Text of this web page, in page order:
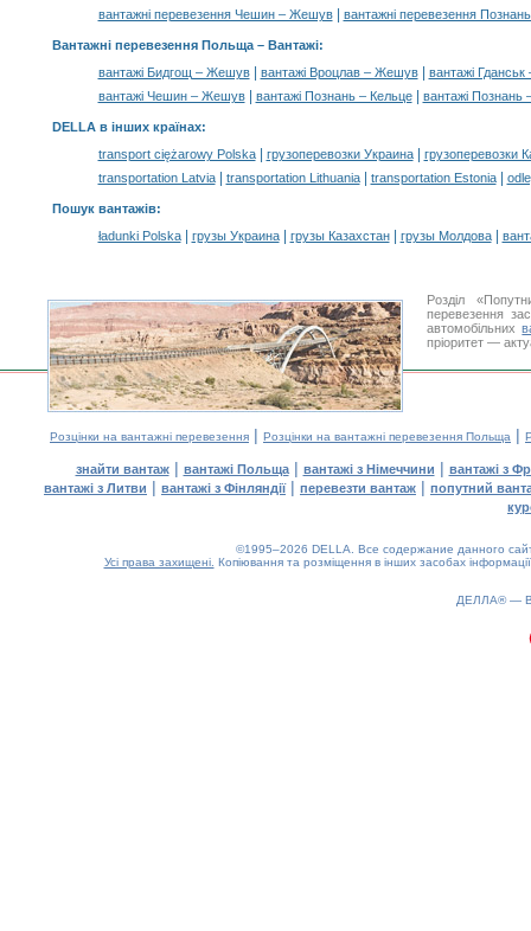
вантажні перевезення Чешин – Жешув| вантажні перевезення
Вантажні перевезення Польща – Вантажі:
вантажі Бидгощ – Жешув| вантажі Вроцлав – Жешув|
вантажі
вантажі Чешин – Жешув| вантажі Познань – Кельце| вантажі Познань
DELLA в інших країнах:
transport ciężarowy Polska| грузоперевозки Украина|
грузоперевозки
transportation Latvia| transportation Lithuania| transportation Estonia|
Пошук вантажів:
ładunki Polska| грузы Украина| грузы Казахстан| грузы Молдова|
Розділ
перевезення
автомобільних
пріоритет —
Розцінки на вантажні перевезення | Розцінки на вантажні перевезення Польща |
знайти вантаж| вантажі Польща| вантажі з Німеччини | вантажі з
вантажі з Литви | вантажі з Фінляндії| перевезти вантаж | попутний
©1995–2026 DELLA. Все содержание данного
Усі права захищені. Копіювання та розміщення в інших засобах
ДЕЛЛА® —